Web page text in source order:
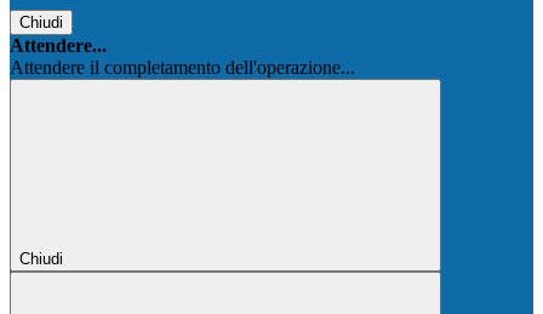
Chiudi
Attendere...
Attendere il completamento dell'operazione...
Chiudi